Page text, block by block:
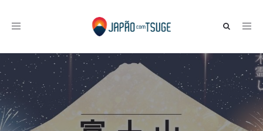
Toggle navigation